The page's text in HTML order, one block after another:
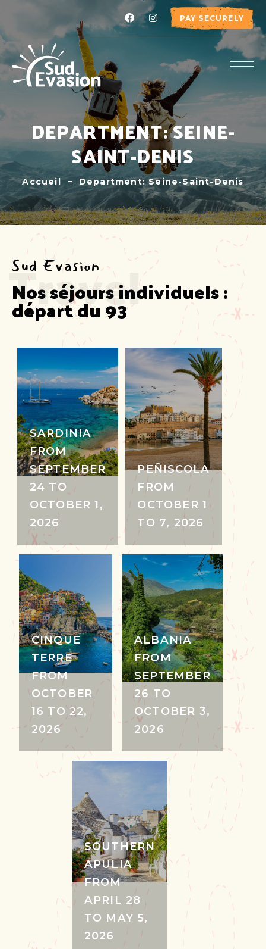
PAY SECURELY
DEPARTMENT: SEINE-
SAINT-DENIS
Accueil Department: Seine-Saint-Denis
Travel
Sud Evasion
Nos séjours individuels :
départ du 93
SARDINIA
FROM
SEPTEMBER
24 TO
OCTOBER 1,
2026
PEÑISCOLA
FROM
OCTOBER 1
TO 7, 2026
CINQUE
TERRE
FROM
OCTOBER
16 TO 22,
2026
ALBANIA
FROM
SEPTEMBER
26 TO
OCTOBER 3,
2026
SOUTHERN
APULIA
FROM
APRIL 28
TO MAY 5,
2026